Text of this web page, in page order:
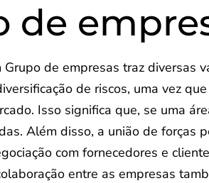
de
de empresas traz diversas
de riscos, uma vez
Isso significa que, se uma
Além disso, a união de forças
com fornecedores e
entre as empresas